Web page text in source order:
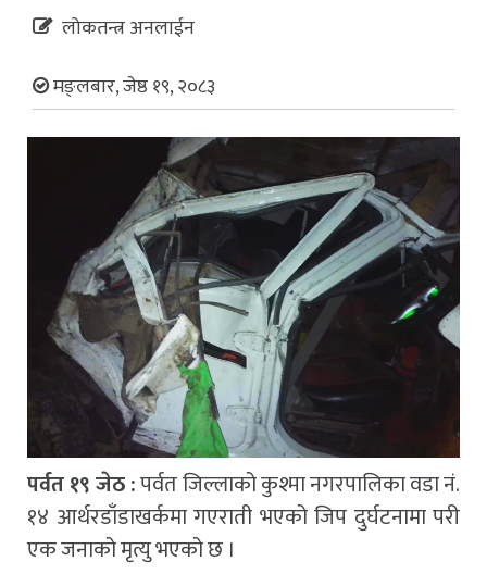
लोकतन्त्र अनलाईन
मङ्लबार, जेष्ठ १९, २०८३
पर्वत १९ जेठ :पर्वत जिल्लाको कुश्मा नगरपालिका वडा नं.
१४ आर्थरडाँडाखर्कमा गएराती भएको जिप दुर्घटनामा परी
एक जनाको मृत्यु भएको छ ।